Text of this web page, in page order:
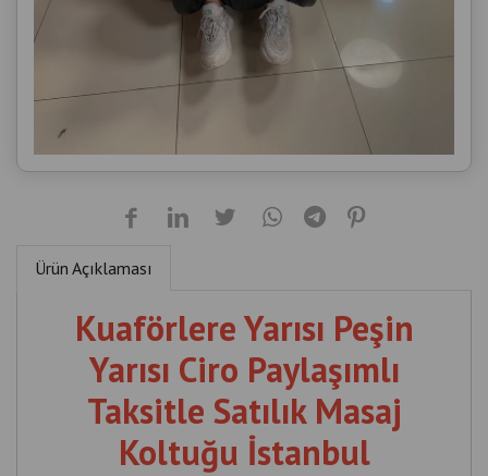
Ürün Açıklaması
Kuaförlere Yarısı Peşin
Yarısı Ciro Paylaşımlı
Taksitle Satılık Masaj
Koltuğu İstanbul